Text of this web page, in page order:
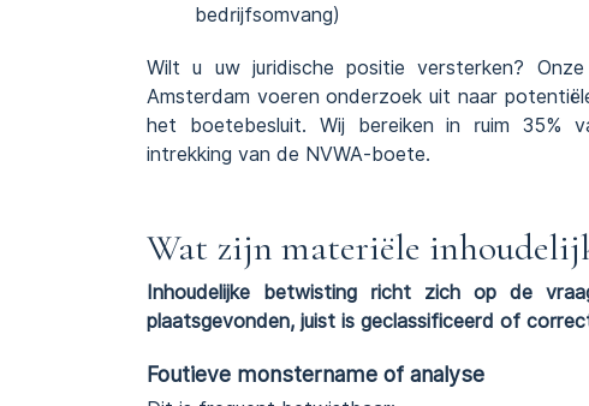
bedrijfsomvang)
Wilt u uw juridische positie versterken?
Amsterdam voeren onderzoek uit naar
het boetebesluit. Wij bereiken in ruim 35%
intrekking van de NVWA-boete.
Wat zijn materiële
Inhoudelijke betwisting richt zich op de
plaatsgevonden, juist is geclassificeerd of
Foutieve monstername of analyse